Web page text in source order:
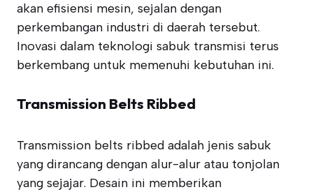
akan efisiensi mesin, sejalan dengan
perkembangan industri di daerah tersebut.
Inovasi dalam teknologi sabuk transmisi terus
berkembang untuk memenuhi kebutuhan ini.
Transmission Belts Ribbed
Transmission belts ribbed adalah jenis sabuk
yang dirancang dengan alur-alur atau tonjolan
yang sejajar. Desain ini memberikan